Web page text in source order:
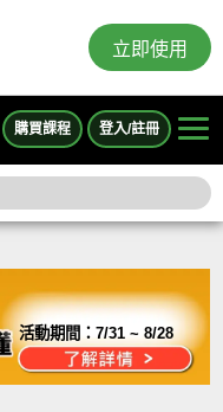
立即使用
購買課程 登入/註冊
活動期間：7/31 ~ 8/28